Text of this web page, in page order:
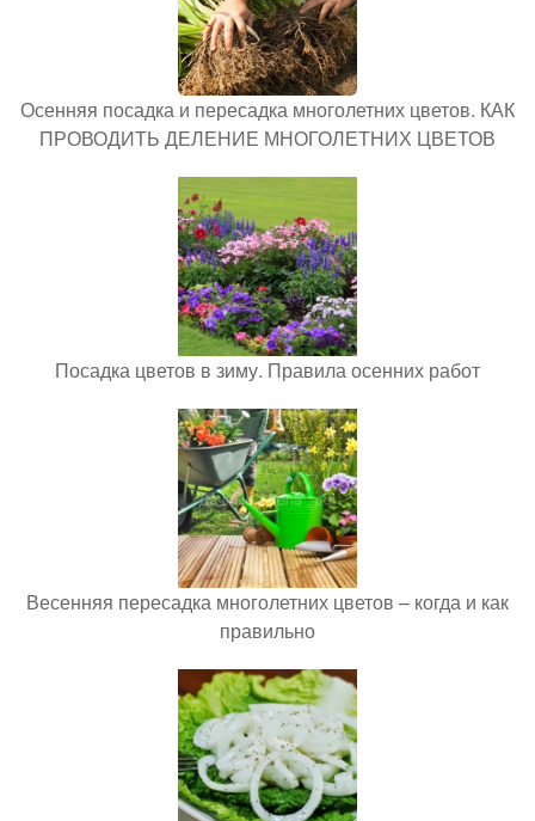
Осенняя посадка и пересадка многолетних цветов. КАК
ПРОВОДИТЬ ДЕЛЕНИЕ МНОГОЛЕТНИХ ЦВЕТОВ
Посадка цветов в зиму. Правила осенних работ
Весенняя пересадка многолетних цветов – когда и как
правильно